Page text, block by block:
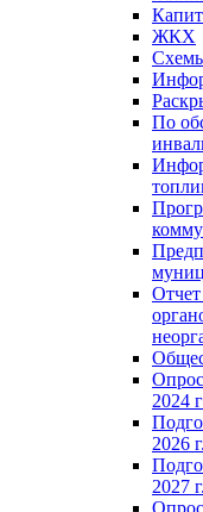
ЖКХ
По
2024
2026
2027